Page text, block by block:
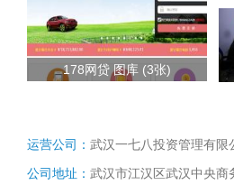
178网贷 图库 (3张)
运营公司： 武汉一七八投资管理有限
公司地址： 武汉市江汉区武汉中央